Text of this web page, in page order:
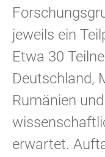
jeweils ein
Etwa 30
Deutschland,
Rumänien
erwartet.